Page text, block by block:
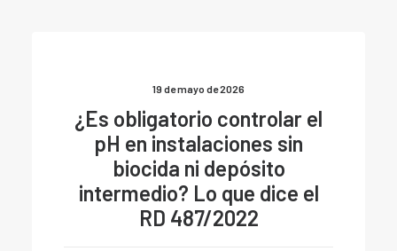
19 de mayo de 2026
¿Es obligatorio controlar el
pH en instalaciones sin
biocida ni depósito
intermedio? Lo que dice el
RD 487/2022